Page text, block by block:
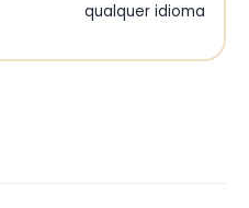
qualquer idioma